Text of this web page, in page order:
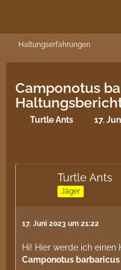
Haltungserfahrungen
Camponotus
Turtle Ants 17.
Turtle Ants
Jäger
17. Juni 2023 um 21:22
Hi! Hier werde ich
Camponotus barbaricus